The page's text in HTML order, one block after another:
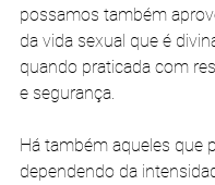
possamos também
da vida sexual que é
quando praticada com
e segurança.
Há também aqueles que
dependendo da